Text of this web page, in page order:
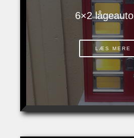
6×2
LÆS MERE